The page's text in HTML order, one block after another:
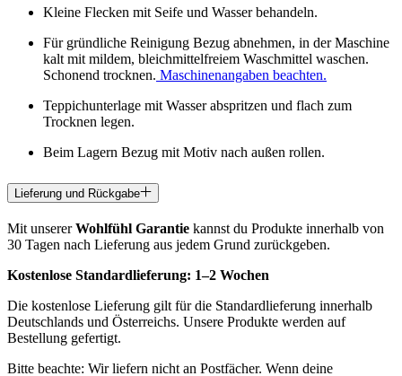
Kleine Flecken mit Seife und Wasser behandeln.
Für gründliche Reinigung Bezug abnehmen, in der Maschine
kalt mit mildem, bleichmittelfreiem Waschmittel waschen.
Schonend trocknen. Maschinenangaben beachten.
Teppichunterlage mit Wasser abspritzen und flach zum
Trocknen legen.
Beim Lagern Bezug mit Motiv nach außen rollen.
Lieferung und Rückgabe
Mit unsererWohlfühl Garantie kannst du Produkte innerhalb von
30 Tagen nach Lieferung aus jedem Grund zurückgeben.
Kostenlose Standardlieferung: 1–2 Wochen
Die kostenlose Lieferung gilt für die Standardlieferung innerhalb
Deutschlands und Österreichs. Unsere Produkte werden auf
Bestellung gefertigt.
Bitte beachte: Wir liefern nicht an Postfächer. Wenn deine